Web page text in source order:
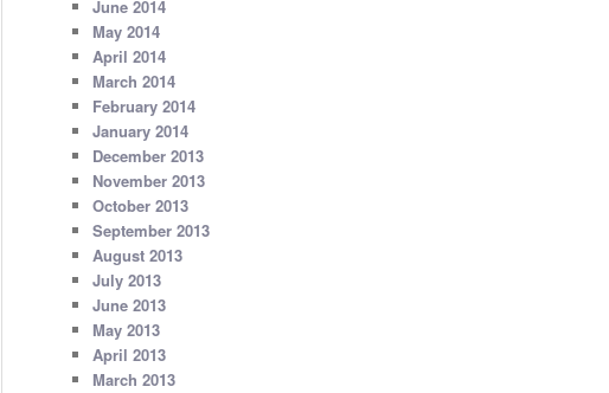
June 2014
May 2014
April 2014
March 2014
February 2014
January 2014
December 2013
November 2013
October 2013
September 2013
August 2013
July 2013
June 2013
May 2013
April 2013
March 2013